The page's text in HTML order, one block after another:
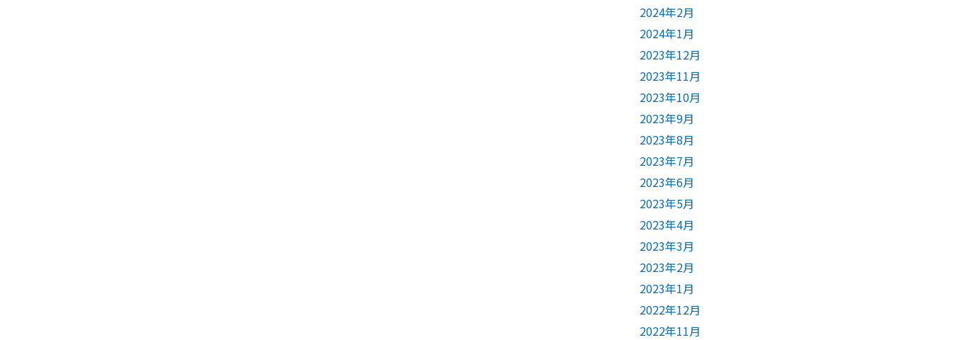
2024年2月
2024年1月
2023年12月
2023年11月
2023年10月
2023年9月
2023年8月
2023年7月
2023年6月
2023年5月
2023年4月
2023年3月
2023年2月
2023年1月
2022年12月
2022年11月